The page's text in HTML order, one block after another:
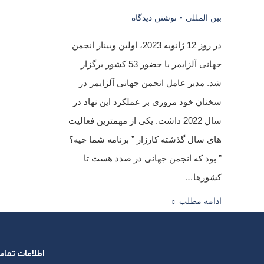
بین المللی نوشتن دیدگاه
​در روز 12 ژانویه 2023، اولین وبینار انجمن
جهانی آلزایمر با حضور 53 کشور برگزار
شد. مدیر عامل انجمن جهانی آلزایمر در
سخنان خود مروری بر عملکرد این نهاد در
سال 2022 داشت. یکی از مهمترین فعالیت
های سال گذشته کارزار ” برنامه شما چیه؟
” بود که انجمن جهانی در صدد هست تا
کشورها…
ادامه مطلب
اطلاعات